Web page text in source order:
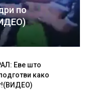
по
Еве што
како